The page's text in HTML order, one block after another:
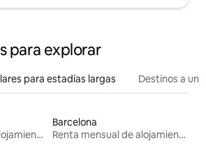
para explorar
para estadías largas Destinos a un
Renta mensual de alojamientos
Barcelona
Renta mensual de alojamientos